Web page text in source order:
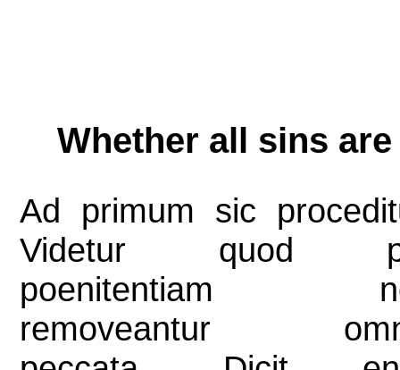
Whether all sins
Ad primum sic
Videtur quod
poenitentiam
removeantur